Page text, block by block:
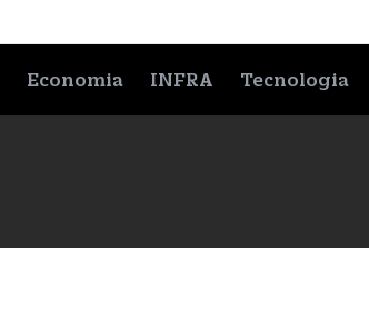
Economia INFRA Tecnologia